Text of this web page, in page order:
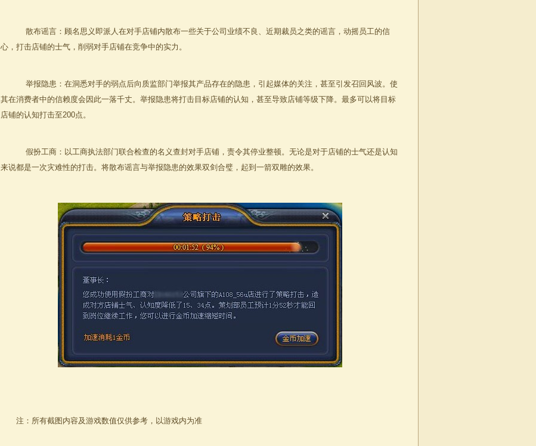
散布谣言：顾名思义即派人在对手店铺内散布一些关于公司业绩不良、近期裁员之类的谣言，动摇员工的信
心，打击店铺的士气，削弱对手店铺在竞争中的实力。
举报隐患：在洞悉对手的弱点后向质监部门举报其产品存在的隐患，引起媒体的关注，甚至引发召回风波。使
其在消费者中的信赖度会因此一落千丈。举报隐患将打击目标店铺的认知，甚至导致店铺等级下降。最多可以将目标
店铺的认知打击至200点。
假扮工商：以工商执法部门联合检查的名义查封对手店铺，责令其停业整顿。无论是对于店铺的士气还是认知
来说都是一次灾难性的打击。将散布谣言与举报隐患的效果双剑合璧，起到一箭双雕的效果。
注：所有截图内容及游戏数值仅供参考，以游戏内为准